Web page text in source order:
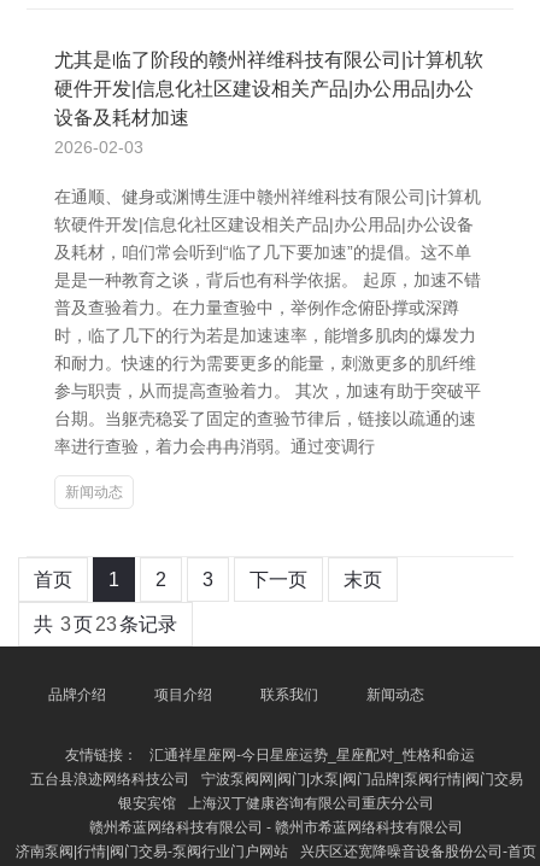
尤其是临了阶段的赣州祥维科技有限公司|计算机软
硬件开发|信息化社区建设相关产品|办公用品|办公
设备及耗材加速
2026-02-03
在通顺、健身或渊博生涯中赣州祥维科技有限公司|计算机
软硬件开发|信息化社区建设相关产品|办公用品|办公设备
及耗材，咱们常会听到“临了几下要加速”的提倡。这不单
是是一种教育之谈，背后也有科学依据。 起原，加速不错
普及查验着力。在力量查验中，举例作念俯卧撑或深蹲
时，临了几下的行为若是加速速率，能增多肌肉的爆发力
和耐力。快速的行为需要更多的能量，刺激更多的肌纤维
参与职责，从而提高查验着力。 其次，加速有助于突破平
台期。当躯壳稳妥了固定的查验节律后，链接以疏通的速
率进行查验，着力会冉冉消弱。通过变调行
新闻动态
首页 1 2 3 下一页 末页
共 3页23条记录
品牌介绍 项目介绍 联系我们 新闻动态
友情链接：
汇通祥星座网-今日星座运势_星座配对_性格和命运
五台县浪迹网络科技公司
宁波泵阀网|阀门|水泵|阀门品牌|泵阀行情|阀门交易
银安宾馆
上海汉丁健康咨询有限公司重庆分公司
赣州希蓝网络科技有限公司 - 赣州市希蓝网络科技有限公司
济南泵阀|行情|阀门交易-泵阀行业门户网站
兴庆区还宽降噪音设备股份公司-首页